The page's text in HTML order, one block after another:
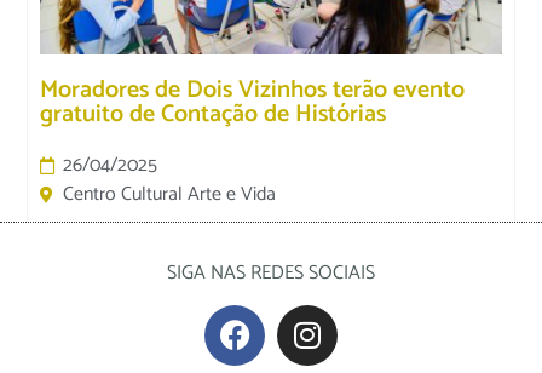
Moradores de Dois Vizinhos terão evento
gratuito de Contação de Histórias
26/04/2025
Centro Cultural Arte e Vida
SIGA NAS REDES SOCIAIS